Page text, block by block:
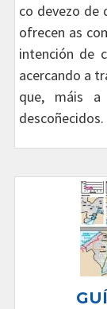
co devezo de
ofrecen as
intención de
acercando a
que, máis a
descoñecidos.